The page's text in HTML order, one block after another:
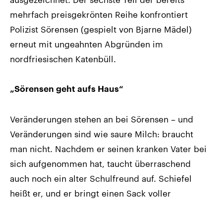
mehrfach preisgekrönten Reihe konfrontiert
Polizist Sörensen (gespielt von Bjarne Mädel)
erneut mit ungeahnten Abgründen im
nordfriesischen Katenbüll.
„Sörensen geht aufs Haus“
Veränderungen stehen an bei Sörensen – und
Veränderungen sind wie saure Milch: braucht
man nicht. Nachdem er seinen kranken Vater bei
sich aufgenommen hat, taucht überraschend
auch noch ein alter Schulfreund auf. Schiefel
heißt er, und er bringt einen Sack voller